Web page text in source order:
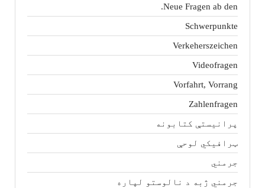
Neue Fragen ab den.
Schwerpunkte
Verkeherszeichen
Videofragen
Vorfahrt, Vorrang
Zahlenfragen
پرانیستې کتابونه
ټرافیکي لوحې
جرمني
جرمني ژبه د نالوستو لپاره